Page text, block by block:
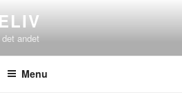
andet
Menu